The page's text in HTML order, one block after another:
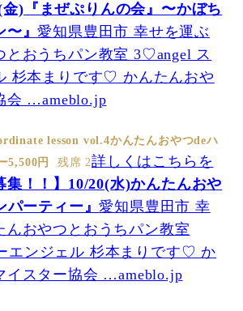
)『まぜぷりんの会』〜かぼち
〜』愛知県豊田市 幸せを運ぶ
とおうちパン教室 3♡angel ス
杉本まりです♡ かんたんおや
会 …ameblo.jp
lesson vol.4かんたんおやつdeハ
5,500円 残席 2詳しくはこちらを
集！！】10/20(水)かんたんおや
パーティー』愛知県豊田市 幸
んおやつとおうちパン教室
エンジェル 杉本まりです♡ か
イスター協会 …ameblo.jp